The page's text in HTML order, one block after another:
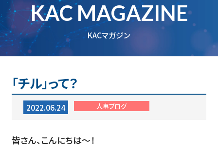
KAC MAGAZINE
KACマガジン
「チル」って？
2022.06.24 人事ブログ
皆さん、こんにちは～！